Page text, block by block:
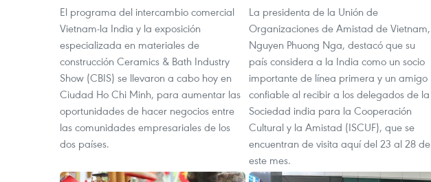
El programa del intercambio comercial
Vietnam-la India y la exposición
especializada en materiales de
construcción Ceramics & Bath Industry
Show (CBIS) se llevaron a cabo hoy en
Ciudad Ho Chi Minh, para aumentar las
oportunidades de hacer negocios entre
las comunidades empresariales de los
dos países.
La presidenta de la Unión de
Organizaciones de Amistad de Vietnam,
Nguyen Phuong Nga, destacó que su
país considera a la India como un socio
importante de línea primera y un amigo
confiable al recibir a los delegados de la
Sociedad india para la Cooperación
Cultural y la Amistad (ISCUF), que se
encuentran de visita aquí del 23 al 28 de
este mes.